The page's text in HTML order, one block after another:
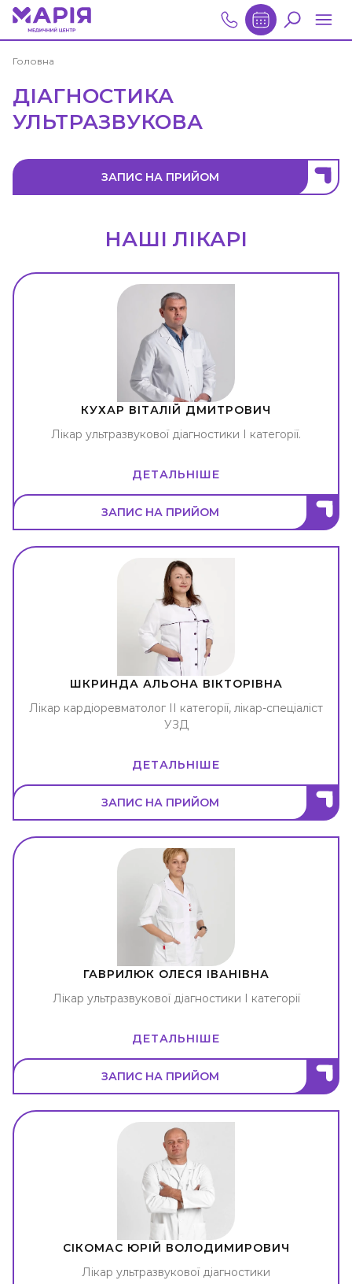
Головна
ДІАГНОСТИКА
УЛЬТРАЗВУКОВА
ЗАПИС НА ПРИЙОМ
НАШІ ЛІКАРІ
КУХАР ВІТАЛІЙ ДМИТРОВИЧ
Лікар ультразвукової діагностики I категорії.
ДЕТАЛЬНІШЕ
ЗАПИС НА ПРИЙОМ
ШКРИНДА АЛЬОНА ВІКТОРІВНА
Лікар кардіоревматолог ІІ категорії, лікар-спеціаліст
УЗД
ДЕТАЛЬНІШЕ
ЗАПИС НА ПРИЙОМ
ГАВРИЛЮК ОЛЕСЯ ІВАНІВНА
Лікар ультразвукової діагностики І категорії
ДЕТАЛЬНІШЕ
ЗАПИС НА ПРИЙОМ
СІКОМАС ЮРІЙ ВОЛОДИМИРОВИЧ
Лікар ультразвукової діагностики